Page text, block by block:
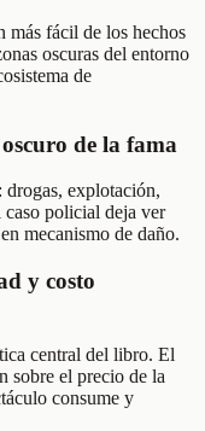
más fácil de los hechos
oscuras del entorno
de
de la fama
drogas, explotación,
policial deja ver
mecanismo de daño.
y costo
central del libro. El
sobre el precio de la
consume y